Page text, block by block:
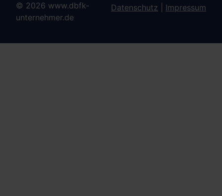
© 2026 www.dbfk-
unternehmer.de
Datenschutz Impressum